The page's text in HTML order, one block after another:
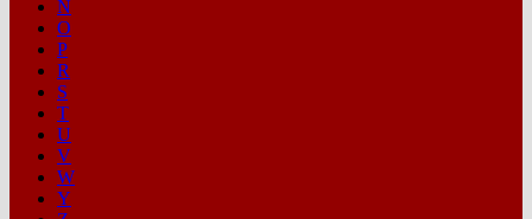
N
O
P
R
S
T
U
V
W
Y